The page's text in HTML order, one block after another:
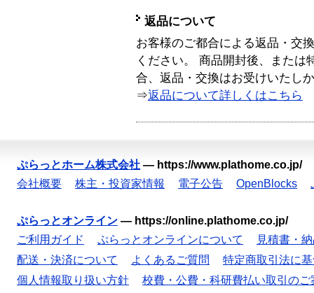
返品について
お客様のご都合による返品・交
ください。 商品開封後、または
合、返品・交換はお受けいたし
⇒返品について詳しくはこちら
ぷらっとホーム株式会社 — https://www.plathome.co.jp/
会社概要
株主・投資家情報 電子公告 OpenBlocks
ぷらっとオンライン — https://online.plathome.co.jp/
ご利用ガイド
ぷらっとオンラインについて
見積書・
配送・決済について
よくあるご質問
特定商取引法に
個人情報取り扱い方針
校費・公費・科研費払い取引のご